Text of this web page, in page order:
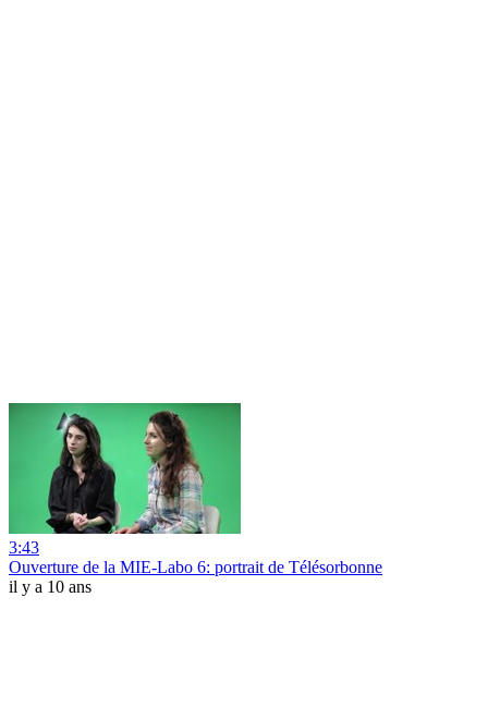
3:43
Ouverture de la MIE-Labo 6: portrait de Télésorbonne
il y a 10 ans